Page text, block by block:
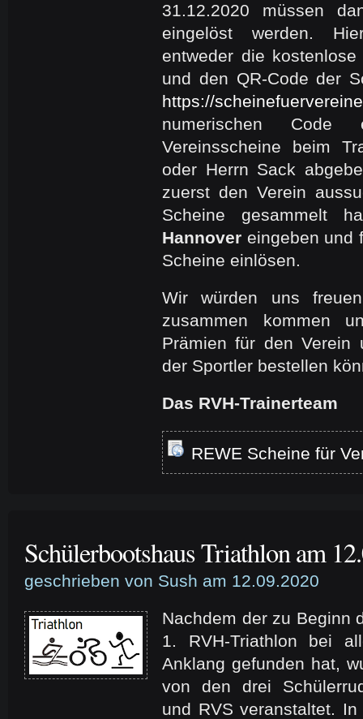
31.12.2020 müssen
eingelöst werden.
entweder die
und den QR-Code der
https://
numerischen
Vereinsscheine beim
oder Herrn Sack
zuerst den Verein
Scheine gesammelt
Hannover eingeben und
Scheine einlösen.
Wir würden uns
zusammen kommen
Prämien für den Verein
der Sportler bestellen
Das RVH-Trainerteam
REWE Scheine für
Schülerbootshaus Triathlon am
geschrieben von Sush am 12.09.2020
Nachdem der zu Beginn
1. RVH-Triathlon bei
Anklang gefunden hat,
von den drei
und RVS veranstaltet.